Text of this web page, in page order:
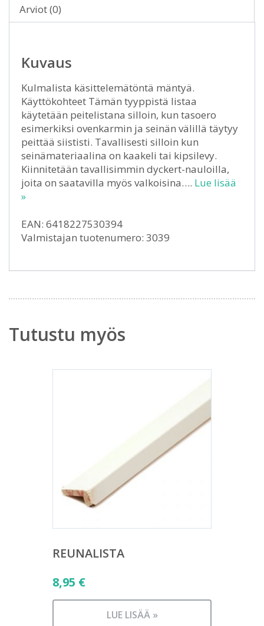
Arviot (0)
Kuvaus
Kulmalista käsittelemätöntä mäntyä.
Käyttökohteet Tämän tyyppistä listaa
käytetään peitelistana silloin, kun tasoero
esimerkiksi ovenkarmin ja seinän välillä täytyy
peittää siististi. Tavallisesti silloin kun
seinämateriaalina on kaakeli tai kipsilevy.
Kiinnitetään tavallisimmin dyckert-nauloilla,
joita on saatavilla myös valkoisina…. Lue lisää
»
EAN: 6418227530394
Valmistajan tuotenumero: 3039
Tutustu myös
REUNALISTA
8,95 €
LUE LISÄÄ »